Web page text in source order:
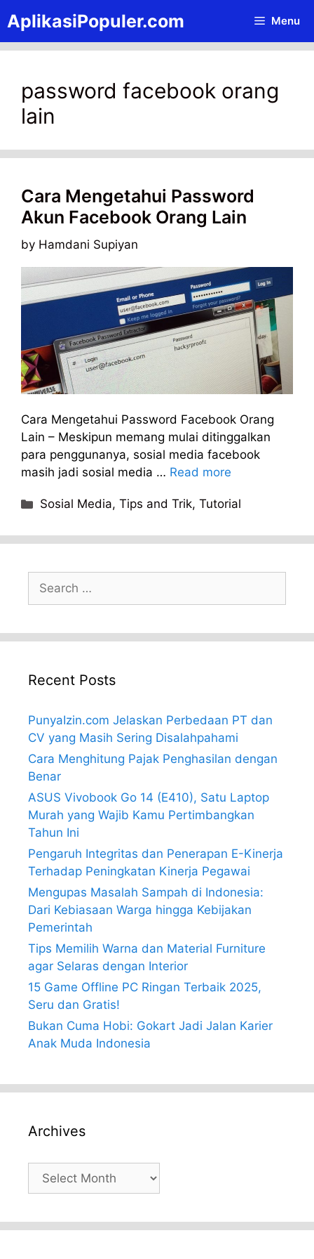
to
content
AplikasiPopuler.com Menu
password facebook orang
lain
Cara Mengetahui Password
Akun Facebook Orang Lain
by Hamdani Supiyan
Cara Mengetahui Password Facebook Orang
Lain – Meskipun memang mulai ditinggalkan
para penggunanya, sosial media facebook
masih jadi sosial media … Read more
Categories
Sosial Media,Tips and Trik,Tutorial
Search
for:
Recent Posts
PunyaIzin.com Jelaskan Perbedaan PT dan
CV yang Masih Sering Disalahpahami
Cara Menghitung Pajak Penghasilan dengan
Benar
ASUS Vivobook Go 14 (E410), Satu Laptop
Murah yang Wajib Kamu Pertimbangkan
Tahun Ini
Pengaruh Integritas dan Penerapan E-Kinerja
Terhadap Peningkatan Kinerja Pegawai
Mengupas Masalah Sampah di Indonesia:
Dari Kebiasaan Warga hingga Kebijakan
Pemerintah
Tips Memilih Warna dan Material Furniture
agar Selaras dengan Interior
15 Game Offline PC Ringan Terbaik 2025,
Seru dan Gratis!
Bukan Cuma Hobi: Gokart Jadi Jalan Karier
Anak Muda Indonesia
Archives
Archives